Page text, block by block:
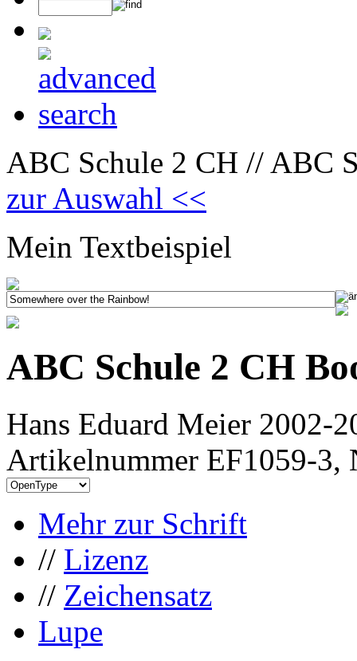
ABC Schule 2 CH // ABC
zur Auswahl <<
Mein Textbeispiel
ABC Schule 2 CH
Hans Eduard Meier 2002-
Artikelnummer EF1059-3,
Mehr zur Schrift
// Lizenz
// Zeichensatz
Lupe